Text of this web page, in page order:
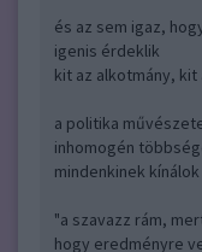
és az sem igaz,
igenis érdeklik
kit az alkotmány, kit
a politika
inhomogén
mindenkinek
"a szavazz rám,
hogy eredményre